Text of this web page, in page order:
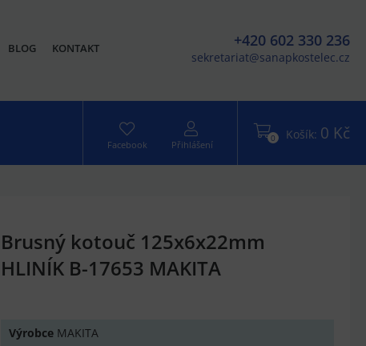
+420 602 330 236
sekretariat@sanapkostelec.cz
BLOG KONTAKT
0 Košík: 0 Kč
Facebook Přihlášení
Brusný kotouč 125x6x22mm
HLINÍK B-17653 MAKITA
Výrobce MAKITA